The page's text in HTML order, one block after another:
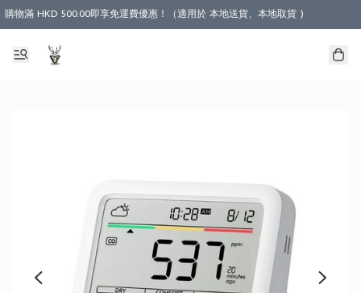
購物滿 HKD 500.00即享免運費優惠！（適用於 本地送貨、本地取貨 )